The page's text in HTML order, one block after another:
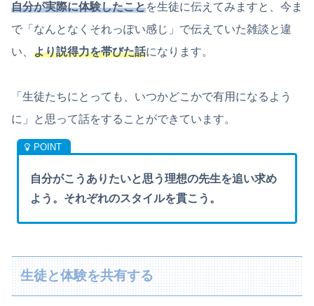
自分が実際に体験したことを生徒に伝えてみますと、今ま
で「なんとなくそれっぽい感じ」で伝えていた雑談と違
い、 より説得力を帯びた話になります。
「生徒たちにとっても、いつかどこかで有用になるよう
に」と思って話をすることができています。
自分がこうありたいと思う理想の先生を追い求め
よう。それぞれのスタイルを貫こう。
生徒と体験を共有する